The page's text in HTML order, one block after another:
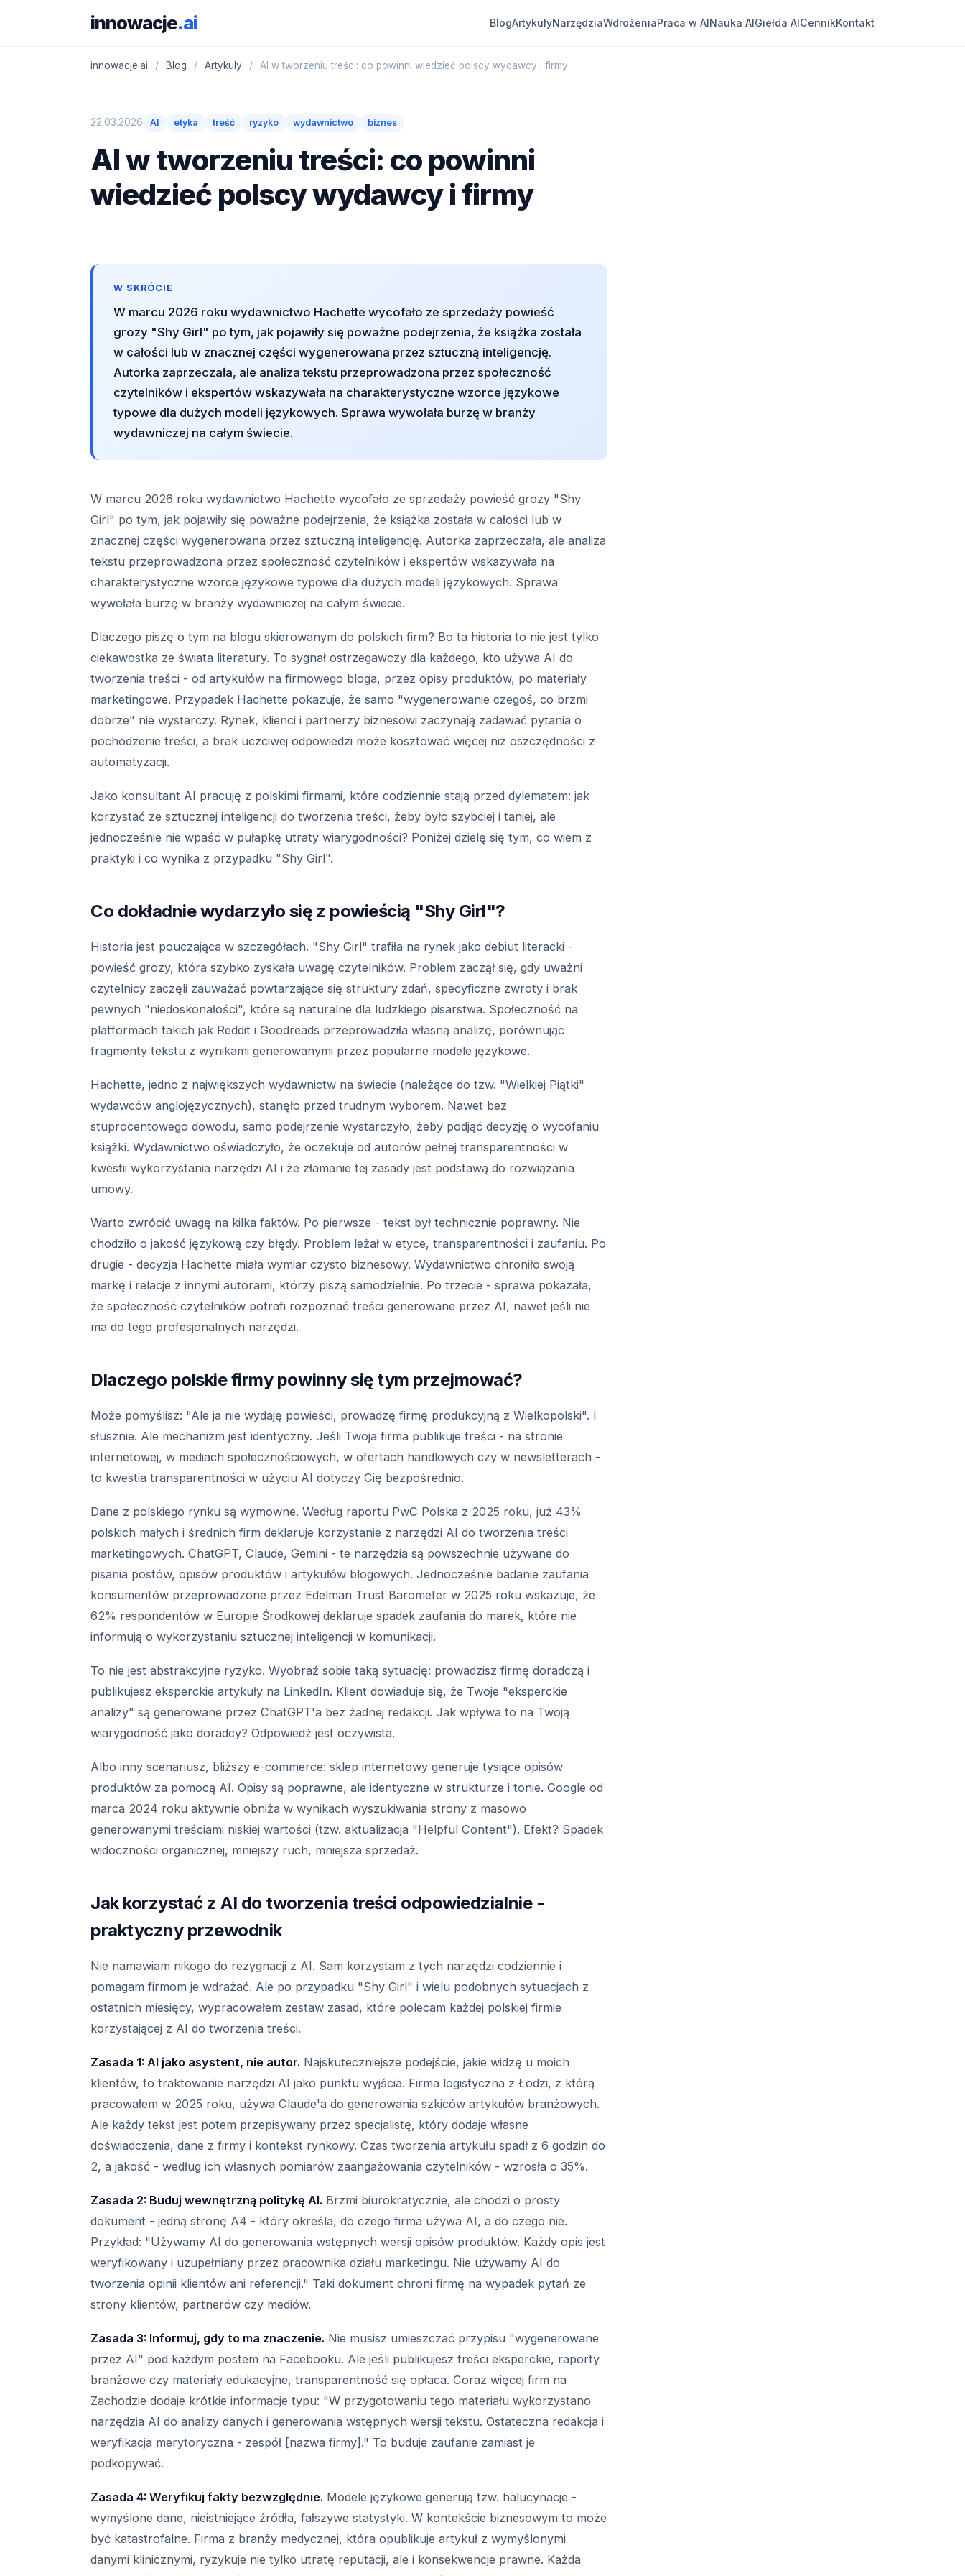
innowacje.ai BlogArtykułyNarzędziaWdrożeniaPraca w AINauka AIGiełda AICennikKontakt
innowacje.ai / Blog / Artykuly / AI w tworzeniu treści: co powinni wiedzieć polscy wydawcy i firmy
22.03.2026 AI etyka treść ryzyko wydawnictwo biznes
AI w tworzeniu treści: co powinni
wiedzieć polscy wydawcy i firmy
W SKRÓCIE
W marcu 2026 roku wydawnictwo Hachette wycofało ze sprzedaży powieść
grozy "Shy Girl" po tym, jak pojawiły się poważne podejrzenia, że książka została
w całości lub w znacznej części wygenerowana przez sztuczną inteligencję.
Autorka zaprzeczała, ale analiza tekstu przeprowadzona przez społeczność
czytelników i ekspertów wskazywała na charakterystyczne wzorce językowe
typowe dla dużych modeli językowych. Sprawa wywołała burzę w branży
wydawniczej na całym świecie.
W marcu 2026 roku wydawnictwo Hachette wycofało ze sprzedaży powieść grozy "Shy
Girl" po tym, jak pojawiły się poważne podejrzenia, że książka została w całości lub w
znacznej części wygenerowana przez sztuczną inteligencję. Autorka zaprzeczała, ale analiza
tekstu przeprowadzona przez społeczność czytelników i ekspertów wskazywała na
charakterystyczne wzorce językowe typowe dla dużych modeli językowych. Sprawa
wywołała burzę w branży wydawniczej na całym świecie.
Dlaczego piszę o tym na blogu skierowanym do polskich firm? Bo ta historia to nie jest tylko
ciekawostka ze świata literatury. To sygnał ostrzegawczy dla każdego, kto używa AI do
tworzenia treści - od artykułów na firmowego bloga, przez opisy produktów, po materiały
marketingowe. Przypadek Hachette pokazuje, że samo "wygenerowanie czegoś, co brzmi
dobrze" nie wystarczy. Rynek, klienci i partnerzy biznesowi zaczynają zadawać pytania o
pochodzenie treści, a brak uczciwej odpowiedzi może kosztować więcej niż oszczędności z
automatyzacji.
Jako konsultant AI pracuję z polskimi firmami, które codziennie stają przed dylematem: jak
korzystać ze sztucznej inteligencji do tworzenia treści, żeby było szybciej i taniej, ale
jednocześnie nie wpaść w pułapkę utraty wiarygodności? Poniżej dzielę się tym, co wiem z
praktyki i co wynika z przypadku "Shy Girl".
Co dokładnie wydarzyło się z powieścią "Shy Girl"?
Historia jest pouczająca w szczegółach. "Shy Girl" trafiła na rynek jako debiut literacki -
powieść grozy, która szybko zyskała uwagę czytelników. Problem zaczął się, gdy uważni
czytelnicy zaczęli zauważać powtarzające się struktury zdań, specyficzne zwroty i brak
pewnych "niedoskonałości", które są naturalne dla ludzkiego pisarstwa. Społeczność na
platformach takich jak Reddit i Goodreads przeprowadziła własną analizę, porównując
fragmenty tekstu z wynikami generowanymi przez popularne modele językowe.
Hachette, jedno z największych wydawnictw na świecie (należące do tzw. "Wielkiej Piątki"
wydawców anglojęzycznych), stanęło przed trudnym wyborem. Nawet bez
stuprocentowego dowodu, samo podejrzenie wystarczyło, żeby podjąć decyzję o wycofaniu
książki. Wydawnictwo oświadczyło, że oczekuje od autorów pełnej transparentności w
kwestii wykorzystania narzędzi AI i że złamanie tej zasady jest podstawą do rozwiązania
umowy.
Warto zwrócić uwagę na kilka faktów. Po pierwsze - tekst był technicznie poprawny. Nie
chodziło o jakość językową czy błędy. Problem leżał w etyce, transparentności i zaufaniu. Po
drugie - decyzja Hachette miała wymiar czysto biznesowy. Wydawnictwo chroniło swoją
markę i relacje z innymi autorami, którzy piszą samodzielnie. Po trzecie - sprawa pokazała,
że społeczność czytelników potrafi rozpoznać treści generowane przez AI, nawet jeśli nie
ma do tego profesjonalnych narzędzi.
Dlaczego polskie firmy powinny się tym przejmować?
Może pomyślisz: "Ale ja nie wydaję powieści, prowadzę firmę produkcyjną z Wielkopolski". I
słusznie. Ale mechanizm jest identyczny. Jeśli Twoja firma publikuje treści - na stronie
internetowej, w mediach społecznościowych, w ofertach handlowych czy w newsletterach -
to kwestia transparentności w użyciu AI dotyczy Cię bezpośrednio.
Dane z polskiego rynku są wymowne. Według raportu PwC Polska z 2025 roku, już 43%
polskich małych i średnich firm deklaruje korzystanie z narzędzi AI do tworzenia treści
marketingowych. ChatGPT, Claude, Gemini - te narzędzia są powszechnie używane do
pisania postów, opisów produktów i artykułów blogowych. Jednocześnie badanie zaufania
konsumentów przeprowadzone przez Edelman Trust Barometer w 2025 roku wskazuje, że
62% respondentów w Europie Środkowej deklaruje spadek zaufania do marek, które nie
informują o wykorzystaniu sztucznej inteligencji w komunikacji.
To nie jest abstrakcyjne ryzyko. Wyobraź sobie taką sytuację: prowadzisz firmę doradczą i
publikujesz eksperckie artykuły na LinkedIn. Klient dowiaduje się, że Twoje "eksperckie
analizy" są generowane przez ChatGPT'a bez żadnej redakcji. Jak wpływa to na Twoją
wiarygodność jako doradcy? Odpowiedź jest oczywista.
Albo inny scenariusz, bliższy e-commerce: sklep internetowy generuje tysiące opisów
produktów za pomocą AI. Opisy są poprawne, ale identyczne w strukturze i tonie. Google od
marca 2024 roku aktywnie obniża w wynikach wyszukiwania strony z masowo
generowanymi treściami niskiej wartości (tzw. aktualizacja "Helpful Content"). Efekt? Spadek
widoczności organicznej, mniejszy ruch, mniejsza sprzedaż.
Jak korzystać z AI do tworzenia treści odpowiedzialnie -
praktyczny przewodnik
Nie namawiam nikogo do rezygnacji z AI. Sam korzystam z tych narzędzi codziennie i
pomagam firmom je wdrażać. Ale po przypadku "Shy Girl" i wielu podobnych sytuacjach z
ostatnich miesięcy, wypracowałem zestaw zasad, które polecam każdej polskiej firmie
korzystającej z AI do tworzenia treści.
Zasada 1: AI jako asystent, nie autor. Najskuteczniejsze podejście, jakie widzę u moich
klientów, to traktowanie narzędzi AI jako punktu wyjścia. Firma logistyczna z Łodzi, z którą
pracowałem w 2025 roku, używa Claude'a do generowania szkiców artykułów branżowych.
Ale każdy tekst jest potem przepisywany przez specjalistę, który dodaje własne
doświadczenia, dane z firmy i kontekst rynkowy. Czas tworzenia artykułu spadł z 6 godzin do
2, a jakość - według ich własnych pomiarów zaangażowania czytelników - wzrosła o 35%.
Zasada 2: Buduj wewnętrzną politykę AI. Brzmi biurokratycznie, ale chodzi o prosty
dokument - jedną stronę A4 - który określa, do czego firma używa AI, a do czego nie.
Przykład: "Używamy AI do generowania wstępnych wersji opisów produktów. Każdy opis jest
weryfikowany i uzupełniany przez pracownika działu marketingu. Nie używamy AI do
tworzenia opinii klientów ani referencji." Taki dokument chroni firmę na wypadek pytań ze
strony klientów, partnerów czy mediów.
Zasada 3: Informuj, gdy to ma znaczenie. Nie musisz umieszczać przypisu "wygenerowane
przez AI" pod każdym postem na Facebooku. Ale jeśli publikujesz treści eksperckie, raporty
branżowe czy materiały edukacyjne, transparentność się opłaca. Coraz więcej firm na
Zachodzie dodaje krótkie informacje typu: "W przygotowaniu tego materiału wykorzystano
narzędzia AI do analizy danych i generowania wstępnych wersji tekstu. Ostateczna redakcja i
weryfikacja merytoryczna - zespół [nazwa firmy]." To buduje zaufanie zamiast je
podkopywać.
Zasada 4: Weryfikuj fakty bezwzględnie. Modele językowe generują tzw. halucynacje -
wymyślone dane, nieistniejące źródła, fałszywe statystyki. W kontekście biznesowym to może
być katastrofalne. Firma z branży medycznej, która opublikuje artykuł z wymyślonymi
danymi klinicznymi, ryzykuje nie tylko utratę reputacji, ale i konsekwencje prawne. Każda